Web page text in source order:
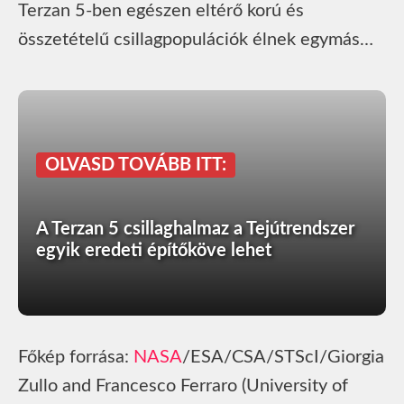
Terzan 5-ben egészen eltérő korú és
összetételű csillagpopulációk élnek egymás…
OLVASD TOVÁBB ITT:
A Terzan 5 csillaghalmaz a Tejútrendszer
egyik eredeti építőköve lehet
Főkép forrása: NASA/ESA/CSA/STScI/Giorgia
Zullo and Francesco Ferraro (University of